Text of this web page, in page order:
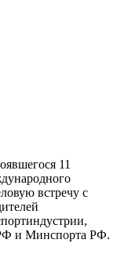
11
встречу с
и Минспорта РФ.